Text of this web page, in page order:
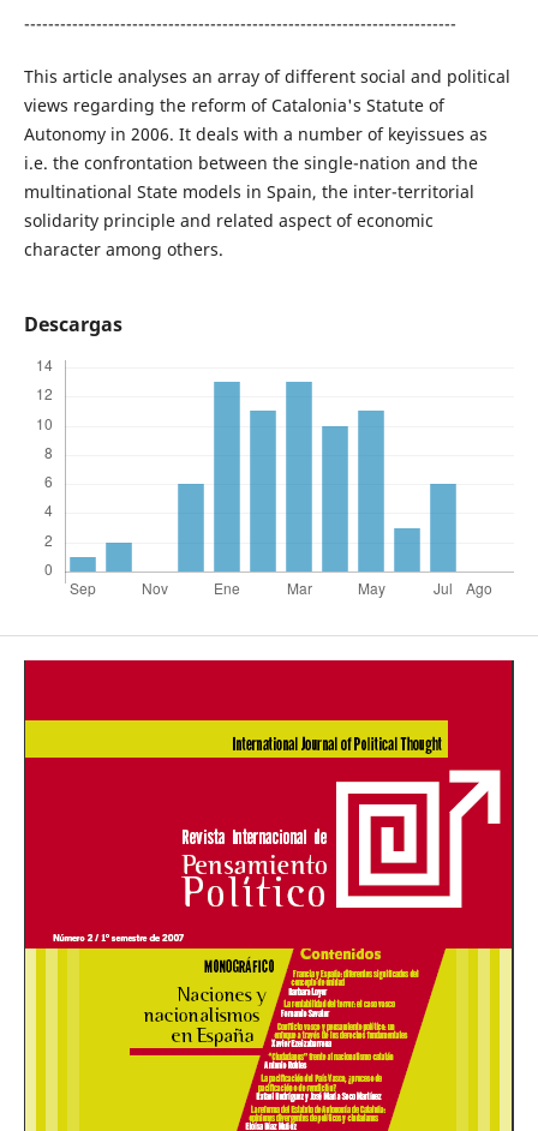
------------------------------------------------------------------------
This article analyses an array of different social and political
views regarding the reform of Catalonia's Statute of
Autonomy in 2006. It deals with a number of keyissues as
i.e. the confrontation between the single-nation and the
multinational State models in Spain, the inter-territorial
solidarity principle and related aspect of economic
character among others.
Descargas